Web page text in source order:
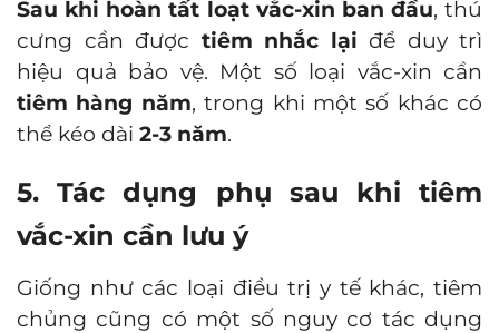
Sau khi hoàn tất loạt vắc-xin ban đầu, thú
cưng cần được tiêm nhắc lại để duy trì
hiệu quả bảo vệ. Một số loại vắc-xin cần
tiêm hàng năm, trong khi một số khác có
thể kéo dài 2-3 năm.
5. Tác dụng phụ sau khi tiêm
vắc-xin cần lưu ý
Giống như các loại điều trị y tế khác, tiêm
chủng cũng có một số nguy cơ tác dụng